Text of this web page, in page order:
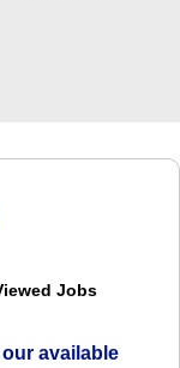
Jobs
available